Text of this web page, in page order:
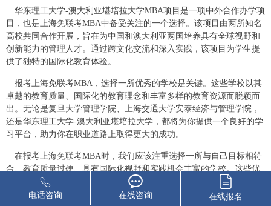
华东理工大学-澳大利亚堪培拉大学MBA项目是一项中外合作办学项
目，也是上海免联考MBA中备受关注的一个选择。该项目由两所知名
高校共同合作开展，旨在为中国和澳大利亚两国培养具有全球视野和
创新能力的管理人才。通过跨文化交流和深入实践，该项目为学生提
供了独特的国际化教育体验。
报考上海免联考MBA，选择一所优秀的学校是关键。这些学校以其
卓越的教育质量、国际化的教育理念和丰富多样的教育资源而脱颖而
出。无论是复旦大学管理学院、上海交通大学安泰经济与管理学院，
还是华东理工大学-澳大利亚堪培拉大学，都将为你提供一个良好的学
习平台，助力你在职业道路上取得更大的成功。
在报考上海免联考MBA时，我们应该注重选择一所与自己目标相符
合、教育质量过硬、具有国际化视野和实践机会丰富的学校。这些优
秀的学府将为我们提供宝贵的知识和经验，帮助我们在竞争激烈的职
场中脱颖而出。
电话咨询 在线咨询 在线报名